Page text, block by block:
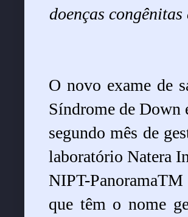
doenças
O novo exame de
Síndrome de Down
segundo mês de
laboratório Natera
NIPT-
que têm o nome